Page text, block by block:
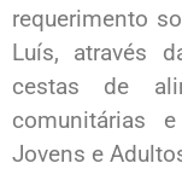
requerimento
Luís, através
cestas de
comunitárias
Jovens e